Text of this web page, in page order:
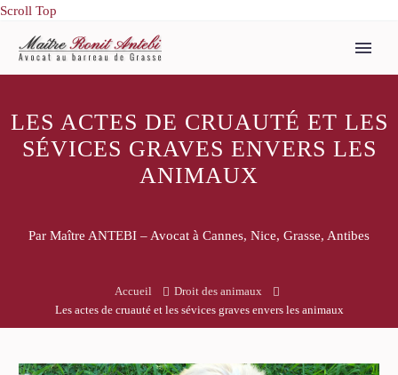
Scroll Top
LES ACTES DE CRUAUTÉ ET LES
SÉVICES GRAVES ENVERS LES
ANIMAUX
Par Maître ANTEBI – Avocat à Cannes, Nice, Grasse, Antibes
Accueil
Droit des animaux
Les actes de cruauté et les sévices graves envers les animaux